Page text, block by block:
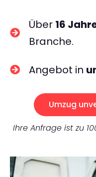
Über 16
Branche.
Angebot in
Umzug
Ihre Anfrage ist zu